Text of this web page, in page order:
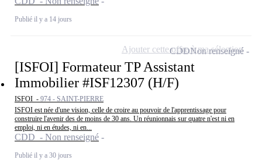
Publié il y a 14 jours
[ISFOI] Formateur TP Assistant
Immobilier #ISF12307 (H/F)
ISFOI - 974 - SAINT-PIERRE
ISFOI est née d'une vision, celle de croire au pouvoir de l'apprentissage pour
construire l'avenir des de moins de 30 ans. Un réunionnais sur quatre n'est ni en
emploi, ni en études, ni en...
CDD - Non renseigné
Publié il y a 30 jours
CDDNon renseigné
Ajouter cette offre à ma sélection